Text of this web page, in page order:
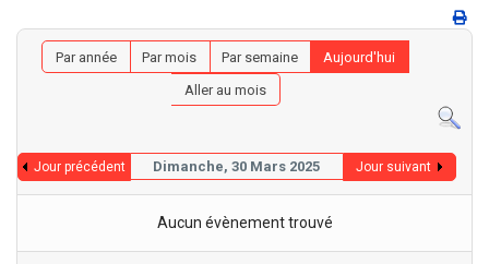
Par année Par mois Par semaine
Aujourd'hui
Aller au mois
Jour précédent Dimanche, 30 Mars 2025 Jour suivant
Aucun évènement trouvé